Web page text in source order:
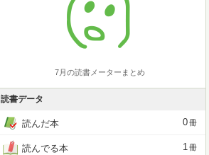
7月の読書メーターまとめ
読書データ
読んだ本 0冊
読んでる本 1冊